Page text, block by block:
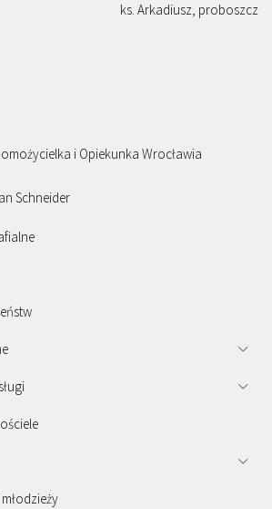
ks. Arkadiusz, proboszcz
i Opiekunka Wrocławia
Schneider